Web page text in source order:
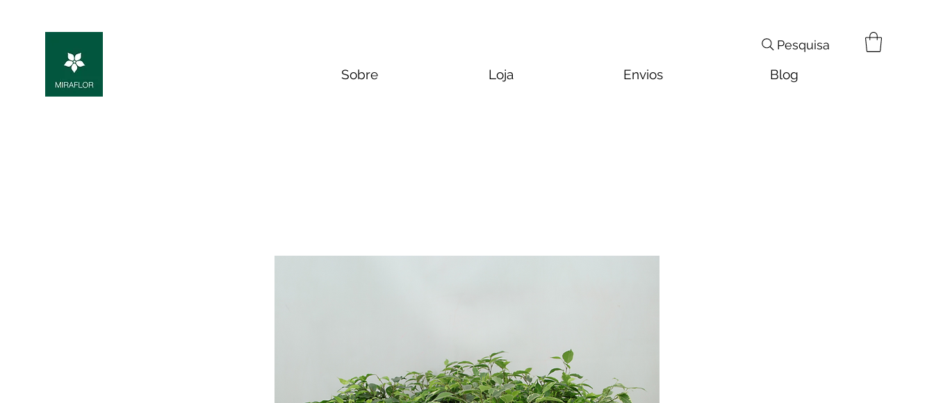
Pesquisa
Sobre Loja Envios Blog